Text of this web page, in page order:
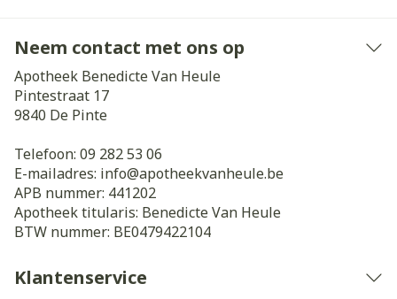
Neem contact met ons op
Apotheek Benedicte Van Heule
Pintestraat 17
9840 De Pinte
Telefoon: 09 282 53 06
E-mailadres: info@apotheekvanheule.be
APB nummer: 441202
Apotheek titularis: Benedicte Van Heule
BTW nummer: BE0479422104
Klantenservice